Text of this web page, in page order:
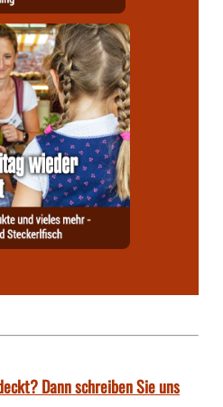
Dann schreiben Sie uns